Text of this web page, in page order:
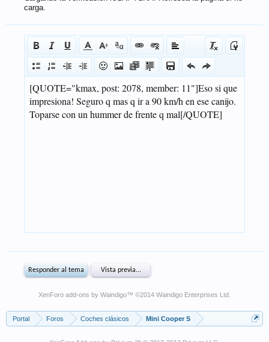
carga.
XenForo add-ons by Waindigo™ ©2014 Waindigo Enterprises Ltd
Portal Foros Coches clásicos Mini Cooper S